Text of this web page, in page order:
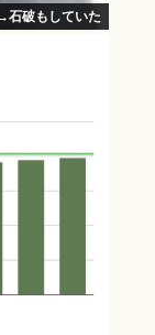
石破もしていた